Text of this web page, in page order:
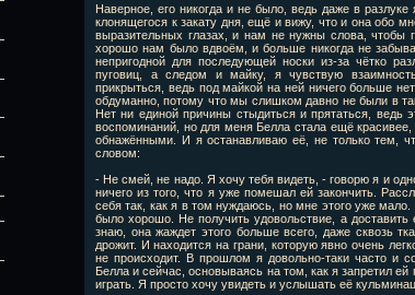
Наверное, его никогда и не было, ведь даже в
клонящегося к закату дня, ещё и вижу, что и она обо
выразительных глазах, и нам не нужны слова, чтобы
хорошо нам было вдвоём, и больше никогда не
непригодной для последующей носки из-за чётко
пуговиц, а следом и майку, я чувствую
прикрыться, ведь под майкой на ней ничего больше
обдуманно, потому что мы слишком давно не были в
Нет ни единой причины стыдиться и прятаться, ведь
воспоминаний, но для меня Белла стала ещё
обнажёнными. И я останавливаю её, не только тем,
словом:
- Не смей, не надо. Я хочу тебя видеть, - говорю я и
ничего из того, что я уже помешал ей закончить.
себя так, как я в том нуждаюсь, но мне этого уже
было хорошо. Не получить удовольствие, а доставить
знаю, она жаждет этого больше всего, даже сквозь
дрожит. И находится на грани, которую явно очень
не происходит. В прошлом я довольно-таки часто и
Белла и сейчас, основываясь на том, как я запретил
играть. Я просто хочу увидеть и услышать её